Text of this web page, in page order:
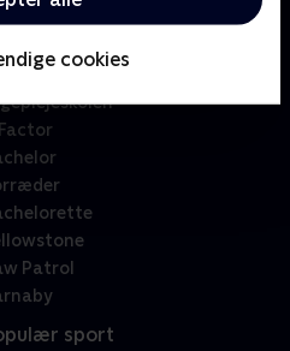
cookies
Patrol
sport